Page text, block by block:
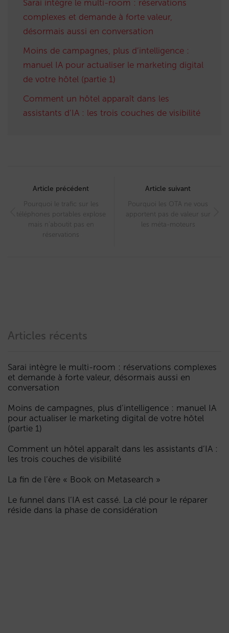
Sarai intègre le multi-room : réservations
complexes et demande à forte valeur,
désormais aussi en conversation
Moins de campagnes, plus d’intelligence :
manuel IA pour actualiser le marketing digital
de votre hôtel (partie 1)
Comment un hôtel apparaît dans les
assistants d’IA : les trois couches de visibilité
navigation
Article précédent
Pourquoi le trafic sur les
téléphones portables explose
mais n’aboutit pas en
réservations
Article suivant
Pourquoi les OTA ne vous
apportent pas de valeur sur
les méta-moteurs
Articles récents
Sarai intègre le multi-room : réservations complexes
et demande à forte valeur, désormais aussi en
conversation
Moins de campagnes, plus d’intelligence : manuel IA
pour actualiser le marketing digital de votre hôtel
(partie 1)
Comment un hôtel apparaît dans les assistants d’IA :
les trois couches de visibilité
La fin de l’ère « Book on Metasearch »
Le funnel dans l’IA est cassé. La clé pour le réparer
réside dans la phase de considération